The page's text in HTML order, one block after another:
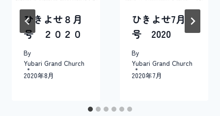
ひきよせ８月
号 ２０２０
By
Yubari Grand Church
2020年8月
ひきよせ7月
号 2020
By
Yubari Grand Church
2020年7月